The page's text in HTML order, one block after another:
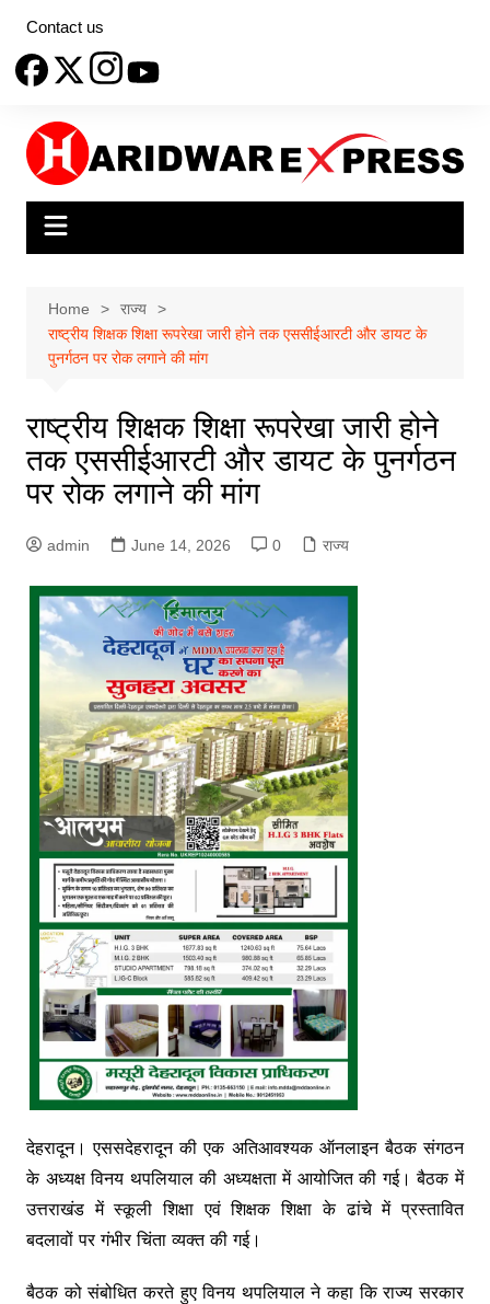
content
Contact us
Home
राज्य
राष्ट्रीय शिक्षक शिक्षा रूपरेखा जारी होने तक एससीईआरटी और डायट के
पुनर्गठन पर रोक लगाने की मांग
राष्ट्रीय शिक्षक शिक्षा रूपरेखा जारी होने
तक एससीईआरटी और डायट के पुनर्गठन
पर रोक लगाने की मांग
admin June 14, 2026 0 राज्य
देहरादून। एससदेहरादून की एक अतिआवश्यक ऑनलाइन बैठक संगठन
के अध्यक्ष विनय थपलियाल की अध्यक्षता में आयोजित की गई। बैठक में
उत्तराखंड में स्कूली शिक्षा एवं शिक्षक शिक्षा के ढांचे में प्रस्तावित
बदलावों पर गंभीर चिंता व्यक्त की गई।
बैठक को संबोधित करते हुए विनय थपलियाल ने कहा कि राज्य सरकार